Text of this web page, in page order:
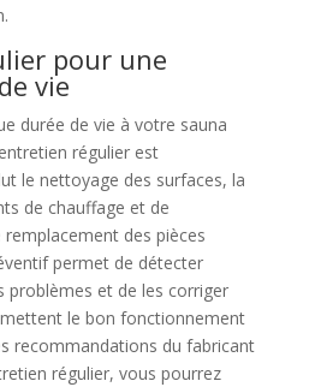
pour une
vie
durée de vie à votre sauna
régulier est
le nettoyage des surfaces, la
de chauffage et de
des pièces
permet de détecter
problèmes et de les corriger
le bon fonctionnement
recommandations du fabricant
régulier, vous pourrez